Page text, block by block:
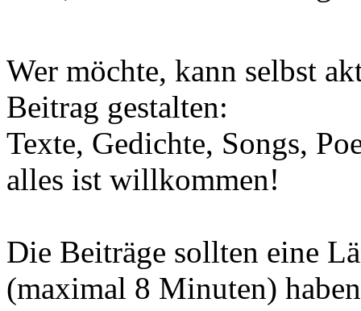
Wer möchte, kann selbst
Beitrag gestalten:
Texte, Gedichte, Songs,
alles ist willkommen!
Die Beiträge sollten eine
(maximal 8 Minuten)